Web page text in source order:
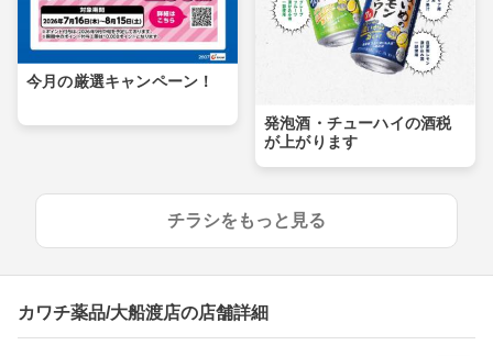
今月の厳選キャンペーン！
発泡酒・チューハイの酒税
が上がります
チラシをもっと見る
カワチ薬品/大船渡店の店舗詳細